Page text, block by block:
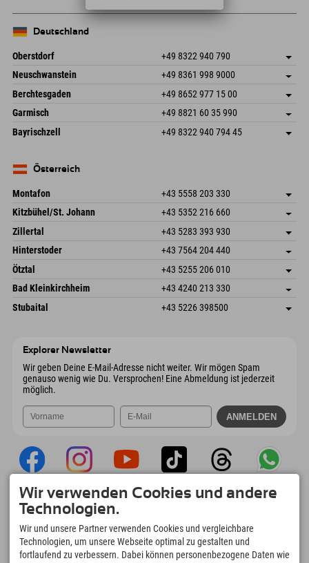
Deutschland
Oberstdorf +49 8322 940 790
An der Breitach 3
Deutschland
Adresse speichern
Buchen
Neuschwanstein +49 8361 998 9000
An der Riese 45
87484 Nesselwang im Allgäu
Deutschland
Adresse speichern
Anreiseinfos
Buchen
Berchtesgaden +49 8652 977 15 00
Hofreitstr. 7
Deutschland
Adresse speichern
Buchen
Garmisch +49 8821 60 35 990
Frickenstraße 22
82490 Farchant
Adresse speichern
Anreiseinfos
Bayrischzell +49 8322 940 794 45
Deutschland
Österreich
Montafon +43 5558 203 330
Dorfstr. 127b
6793 Gaschurn/Montafon
Österreich
Adresse speichern
Buchen
Kitzbühel/St. Johann +43 5352 216 660
Speckbacherstraße 87
6380 St. Johann in Tirol
Österreich
Adresse speichern
Anreiseinfos
Buchen
Zillertal +43 5283 393 930
Schmiedau 2
Österreich
Adresse speichern
Buchen
Hinterstoder +43 7564 204 440
Freizeitpark 10
4573 Hinterstoder
Österreich
Adresse speichern
Anreiseinfos
Buchen
Ötztal +43 5255 206 010
Gscheat 14
Österreich
Adresse speichern
Buchen
Bad Kleinkirchheim +43 4240 213 330
Dorfstraße 24
9546 Bad Kleinkirchheim
Adresse speichern
Anreiseinfos
Stubaital +43 5226 398500
Explorer Newsletter
Wir geben Deine E-Mail-Adresse nicht weiter. Wir mögen Spam
genauso wenig wie Du. Versprochen! Eine Abmeldung ist jederzeit
möglich.
Explorer App
Upload Deiner #ExplorerMoments, Mein
Explorer To Go mit Buchungsübersicht,
Bucketlist, Restaurantübersicht uvm. Jetzt
downloaden!
Wir verwenden Cookies und andere
Technologien.
Wir und unsere Partner verwenden Cookies und vergleichbare
Technologien, um unsere Webseite optimal zu gestalten und
fortlaufend zu verbessern. Dabei können personenbezogene Daten wie